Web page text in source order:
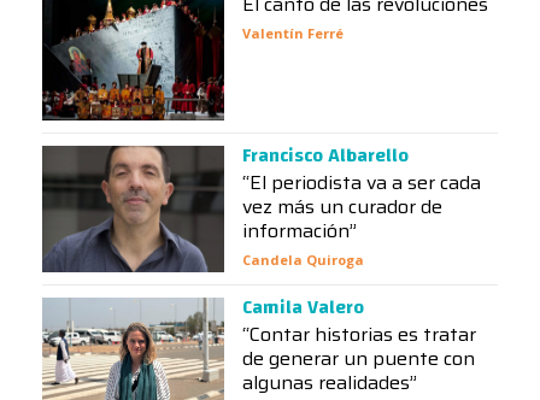
Valentín Ferré
Francisco Albarello
“El periodista va a ser cada
vez más un curador de
información”
Candela Quiroga
Camila Valero
“Contar historias es tratar
de generar un puente con
algunas realidades”